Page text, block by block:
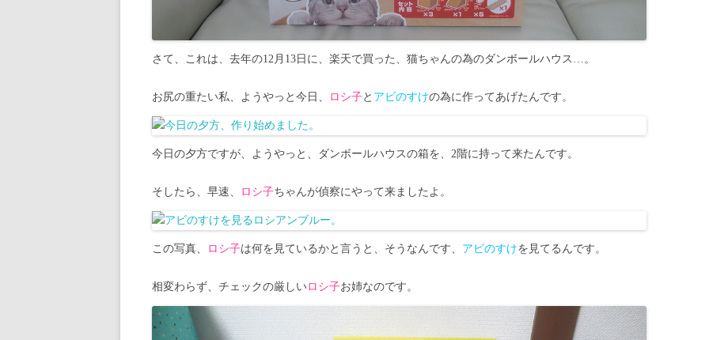
さて、これは、去年の12月13日に、楽天で買った、猫ちゃんの為のダンボールハウス…。
お尻の重たい私、ようやっと今日、 ロシ子と アビのすけの為に作ってあげたんです。
今日の夕方ですが、ようやっと、ダンボールハウスの箱を、2階に持って来たんです。
そしたら、早速、 ロシ子ちゃんが偵察にやって来ましたよ。
この写真、 ロシ子は何を見ているかと言うと、そうなんです、 アビのすけを見てるんです。
相変わらず、チェックの厳しいロシ子お姉なのです。